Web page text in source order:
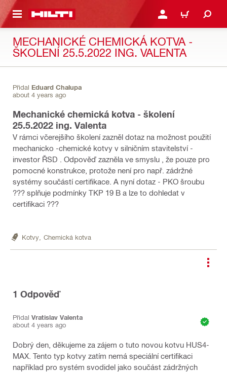
HLAVNÍ OBSAH PŘIHLÁSIT NEBO
KOŠÍK
MECHANICKÉ CHEMICKÁ KOTVA -
ŠKOLENÍ 25.5.2022 ING. VALENTA
Přidal Eduard Chalupa
about 4 years ago
Mechanické chemická kotva - školení
25.5.2022 ing. Valenta
V rámci včerejšího školení zazněl dotaz na možnost použití
mechanicko -chemické kotvy v silničním stavitelství -
investor ŘSD . Odpověď zazněla ve smyslu , že pouze pro
pomocné konstrukce, protože není pro např. zádržné
systémy součástí certifikace. A nyní dotaz - PKO šroubu
??? splňuje podmínky TKP 19 B a lze to dohledat v
certifikaci ???
Kotvy, Chemická kotva
1 Odpověď
Přidal Vratislav Valenta
about 4 years ago
Dobrý den, děkujeme za zájem o tuto novou kotvu HUS4-
MAX. Tento typ kotvy zatím nemá speciální certifikaci
například pro systém svodidel jako součást zádržných